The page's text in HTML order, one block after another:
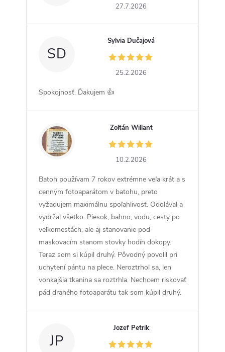
27.7.2026
SD
Sylvia Dučajová
25.2.2026
Spokojnosť. Ďakujem 👍
ZW
Zoltán Willant
10.2.2026
Batoh používam 7 rokov extrémne veľa krát a s
cenným fotoaparátom v batohu, preto
vyžadujem maximálnu spoľahlivosť. Odolával a
vydržal všetko. Piesok, bahno, vodu, cesty po
veľkomestách, ale aj stanovanie pod
maskovacím stanom stovky hodín dokopy.
Teraz som si kúpil druhý. Pôvodný povolil pri
uchytení pántu na plece. Neroztrhol sa, len
vonkajšia tkanina sa roztrhla. Nechcem riskovať
pád drahého fotoaparátu tak som kúpil druhý.
JP
Jozef Petrik